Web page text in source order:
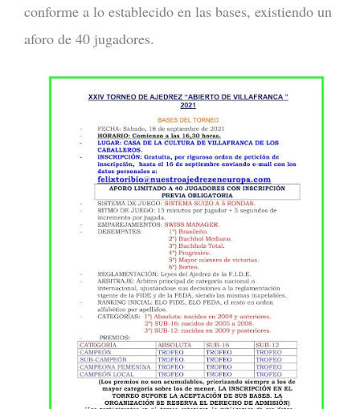
conforme a lo establecido en las bases, existiendo un
aforo de 40 jugadores.